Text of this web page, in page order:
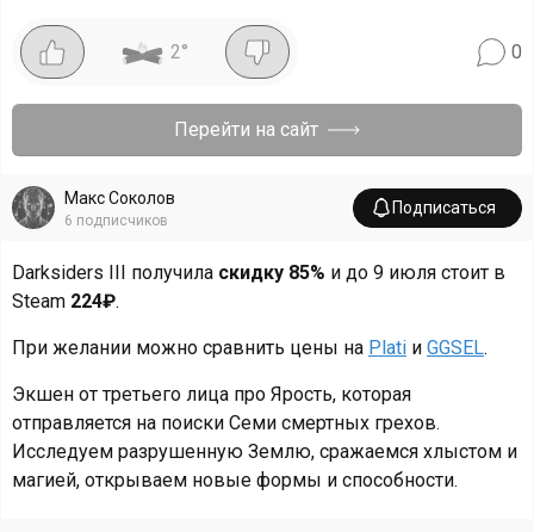
2° 0
Перейти на сайт
Макс Соколов
6 подписчиков
Подписаться
Darksiders III получила скидку 85% и до 9 июля стоит в
Steam 224₽.
При желании можно сравнить цены на Plati и GGSEL.
Экшен от третьего лица про Ярость, которая
отправляется на поиски Семи смертных грехов.
Исследуем разрушенную Землю, сражаемся хлыстом и
магией, открываем новые формы и способности.